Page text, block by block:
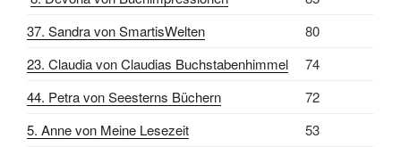
37. Sandra von SmartisWelten
80
23. Claudia von Claudias Buchstabenhimmel
74
44. Petra von Seesterns Büchern
72
5. Anne von Meine Lesezeit
53